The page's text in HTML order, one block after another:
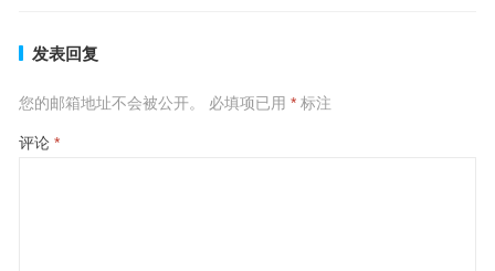
发表回复
您的邮箱地址不会被公开。 必填项已用 *标注
评论 *